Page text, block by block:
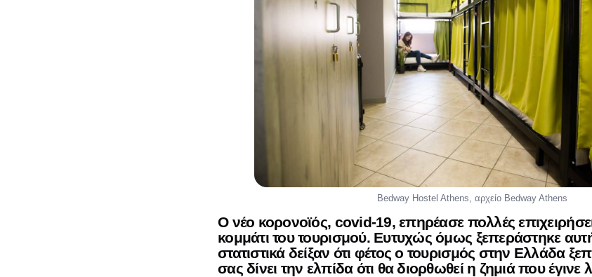
Bedway Hostel Athens, αρχείο Bedway Athens
Ο νέο κορονοϊός, covid-19, επηρέασε πολλές
κομμάτι του τουρισμού. Ευτυχώς όμως ξεπεράστηκε
στατιστικά δείξαν ότι φέτος ο τουρισμός στην Ελλάδα
σας δίνει την ελπίδα ότι θα διορθωθεί η ζημιά που